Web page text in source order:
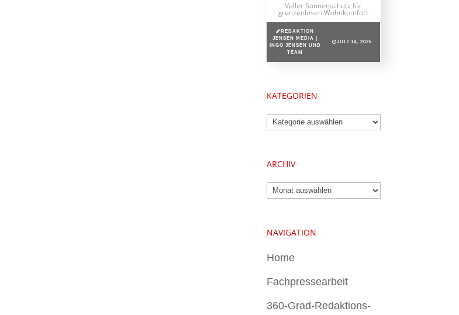
Voller Sonnenschutz für
grenzenlosen Wohnkomfort
REDAKTION
JENSEN MEDIA |
INGO JENSEN UND
TEAM
JULI 14, 2026
KATEGORIEN
Kategorien
ARCHIV
Archiv
NAVIGATION
Home
Fachpressearbeit
360-Grad-Redaktions-